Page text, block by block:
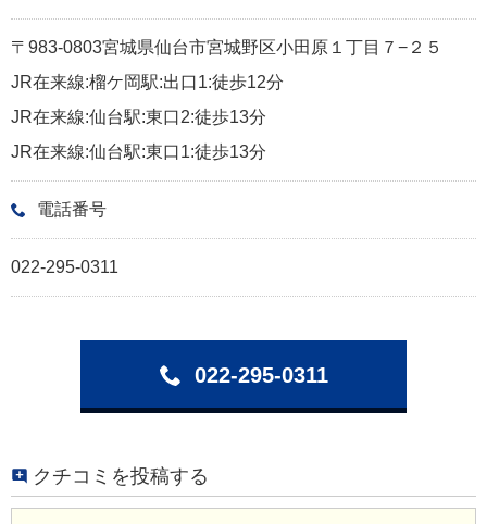
〒983-0803宮城県仙台市宮城野区小田原１丁目７−２５
JR在来線:榴ケ岡駅:出口1:徒歩12分
JR在来線:仙台駅:東口2:徒歩13分
JR在来線:仙台駅:東口1:徒歩13分
電話番号
022-295-0311
022-295-0311
クチコミを投稿する